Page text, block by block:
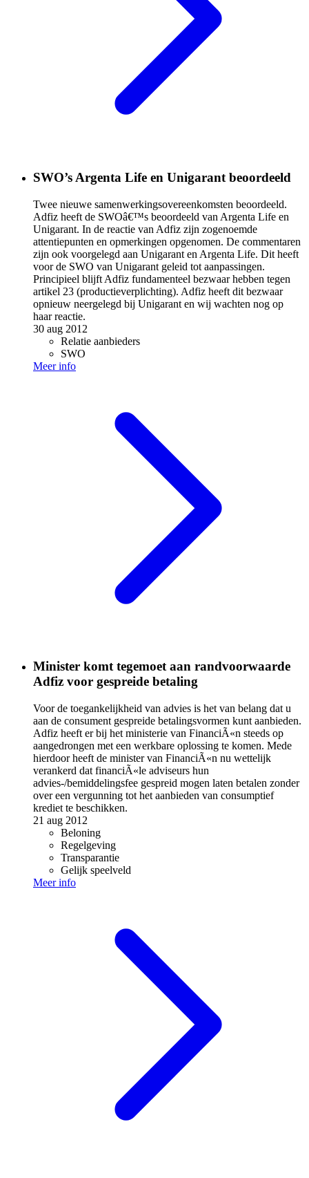
SWO’s Argenta Life en Unigarant beoordeeld
Twee nieuwe samenwerkingsovereenkomsten beoordeeld.
Adfiz heeft de SWOâ€™s beoordeeld van Argenta Life en
Unigarant. In de reactie van Adfiz zijn zogenoemde
attentiepunten en opmerkingen opgenomen. De commentaren
zijn ook voorgelegd aan Unigarant en Argenta Life. Dit heeft
voor de SWO van Unigarant geleid tot aanpassingen.
Principieel blijft Adfiz fundamenteel bezwaar hebben tegen
artikel 23 (productieverplichting). Adfiz heeft dit bezwaar
opnieuw neergelegd bij Unigarant en wij wachten nog op
haar reactie.
30 aug 2012
Relatie aanbieders
SWO
Meer info
Minister komt tegemoet aan randvoorwaarde
Adfiz voor gespreide betaling
Voor de toegankelijkheid van advies is het van belang dat u
aan de consument gespreide betalingsvormen kunt aanbieden.
Adfiz heeft er bij het ministerie van FinanciÃ«n steeds op
aangedrongen met een werkbare oplossing te komen. Mede
hierdoor heeft de minister van FinanciÃ«n nu wettelijk
verankerd dat financiÃ«le adviseurs hun
advies-/bemiddelingsfee gespreid mogen laten betalen zonder
over een vergunning tot het aanbieden van consumptief
krediet te beschikken.
21 aug 2012
Beloning
Regelgeving
Transparantie
Gelijk speelveld
Meer info